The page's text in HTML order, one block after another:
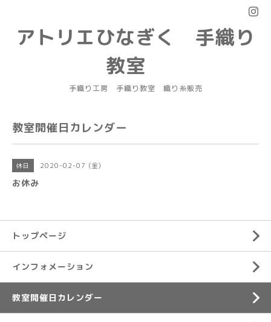
アトリエひなぎく 手織り
教室
手織り工房 手織り教室 織り糸販売
教室開催日カレンダー
休日 2020-02-07 (金)
お休み
トップページ
インフォメーション
教室開催日カレンダー